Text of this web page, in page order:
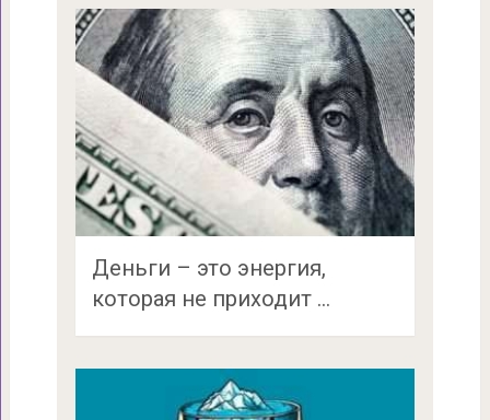
Деньги – это энергия,
которая не приходит …